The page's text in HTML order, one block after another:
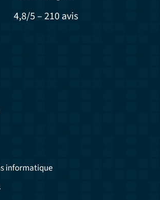
4,8/5 – 210 avis
informatique